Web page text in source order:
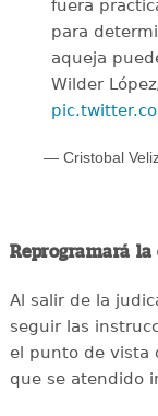
fuera
para
aqueja
Wilder
— Cristobal
Reprogramará la
Al salir de la
seguir las
el punto de vista
que se atendido